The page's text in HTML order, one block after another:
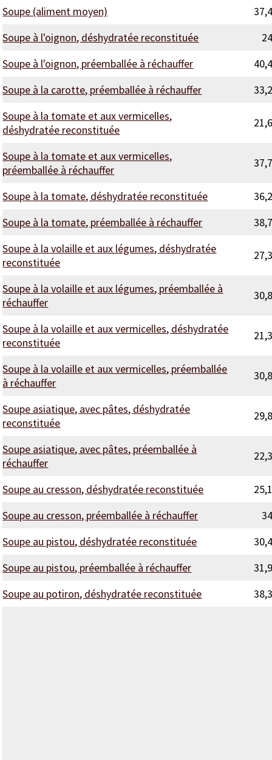
Soupe (aliment moyen)
37,4
Soupe à l'oignon, déshydratée reconstituée
24
Soupe à l'oignon, préemballée à réchauffer
40,4
Soupe à la carotte, préemballée à réchauffer
33,2
Soupe à la tomate et aux vermicelles,
déshydratée reconstituée
21,6
Soupe à la tomate et aux vermicelles,
préemballée à réchauffer
37,7
Soupe à la tomate, déshydratée reconstituée
36,2
Soupe à la tomate, préemballée à réchauffer
38,7
Soupe à la volaille et aux légumes, déshydratée
reconstituée
27,3
Soupe à la volaille et aux légumes, préemballée à
réchauffer
30,8
Soupe à la volaille et aux vermicelles, déshydratée
reconstituée
21,3
Soupe à la volaille et aux vermicelles, préemballée
à réchauffer
30,8
Soupe asiatique, avec pâtes, déshydratée
reconstituée
29,8
Soupe asiatique, avec pâtes, préemballée à
réchauffer
22,3
Soupe au cresson, déshydratée reconstituée
25,1
Soupe au cresson, préemballée à réchauffer
34
Soupe au pistou, déshydratée reconstituée
30,4
Soupe au pistou, préemballée à réchauffer
31,9
Soupe au potiron, déshydratée reconstituée
38,3